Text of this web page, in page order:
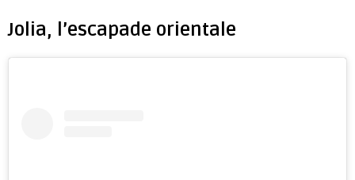
Jolia, l’escapade orientale